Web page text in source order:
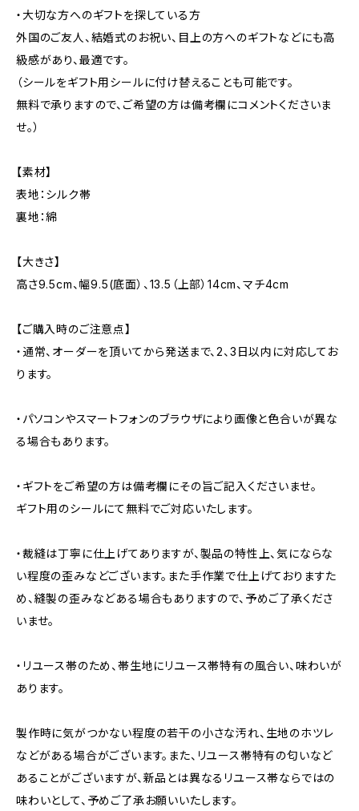
・大切な方へのギフトを探している方
外国のご友人、結婚式のお祝い、目上の方へのギフトなどにも高
級感があり、最適です。
（シールをギフト用シールに付け替えることも可能です。
無料で承りますので、ご希望の方は備考欄にコメントくださいま
せ。）
【素材】
表地：シルク帯
裏地：綿
【大きさ】
高さ9.5cm、幅9.5(底面）、13.5（上部）14cm、マチ4cm
【ご購入時のご注意点】
・通常、オーダーを頂いてから発送まで、2、3日以内に対応してお
ります。
・パソコンやスマートフォンのブラウザにより画像と色合いが異な
る場合もあります。
・ギフトをご希望の方は備考欄にその旨ご記入くださいませ。
ギフト用のシールにて無料でご対応いたします。
・裁縫は丁寧に仕上げてありますが、製品の特性上、気にならな
い程度の歪みなどございます。また手作業で仕上げておりますた
め、縫製の歪みなどある場合もありますので、予めご了承くださ
いませ。
・リユース帯のため、帯生地にリユース帯特有の風合い、味わいが
あります。
製作時に気がつかない程度の若干の小さな汚れ、生地のホツレ
などがある場合がございます。また、リユース帯特有の匂いなど
あることがございますが、新品とは異なるリユース帯ならではの
味わいとして、予めご了承お願いいたします。